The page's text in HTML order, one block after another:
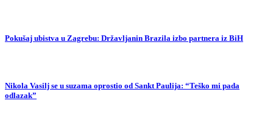
Pokušaj ubistva u Zagrebu: Državljanin Brazila izbo partnera iz BiH
Nikola Vasilj se u suzama oprostio od Sankt Paulija: “Teško mi pada
odlazak”